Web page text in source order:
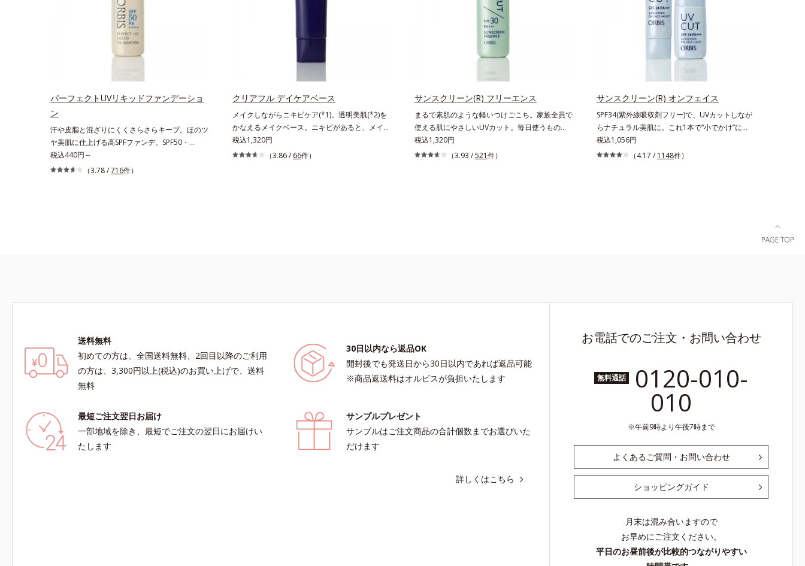
ンアップさせる効果(*4)があり、朝のメイク前の
燥など *2 角層内 *3 ちり・ほこり等 *4 メイク
安）の新習慣を始めましょう。* 紫外線などによ
り失われるビタミンCを中心とした栄養成分の補
ミ・ソバカスを防ぐ
パーフェクトUVリキッドファンデーショ
ン
汗や皮脂と混ざりにくくさらさらキープ。ほのツ
ヤ美肌に仕上げる高SPFファンデ。SPF50・
PA++++で紫外線を強力カットしながら、さらさ
ら美肌が10時間(*)続くリキッドファンデーショ
税込440円～
（3.78 /716件）
クリアフル デイケアベース
メイクしながらニキビケア(*1)。透明美肌(*2)を
かなえるメイクベース。ニキビがあると、メイク
はニキビに良くないのではないかと心配になりが
ち。しかし何も塗らないと、刺激に弱いニキビ肌
がおきないというわけではありません）*1 ニキ
税込1,320円
（3.86 / 66件）
サンスクリーン(R) フリーエンス
まるで素肌のような軽いつけごこち。家族全員で
使える肌にやさしいUVカット。毎日使うものだ
から、使いごこちにも、肌へのやさしさにもこだ
わりたい。そんな声に応えた、素肌感覚のストレ
税込1,320円
（3.93 /521件）
サンスクリーン(R) オンフェイス
SPF34(紫外線吸収剤フリー)で、UVカットしなが
らナチュラル美肌に。これ1本で“小でかけ”に
も、化粧下地としても。この1本があれば、“ちょ
っとそこまで”もOKなすっぴん美肌！ さまざまな
せてお選びいただけます。*1 紫外線や空気中の
税込1,056円
（4.17 / 1148件）
送料無料
初めての方は、全国送料無料、2回目以降のご利用
の方は、3,300円以上(税込)のお買い上げで、送料
無料
30日以内なら返品OK
開封後でも発送日から30日以内であれば返品可能
※商品返送料はオルビスが負担いたします
最短ご注文翌日お届け
一部地域を除き、最短でご注文の翌日にお届けい
たします
サンプルプレゼント
サンプルはご注文商品の合計個数までお選びいた
だけます
詳しくはこちら
お電話でのご注文・お問い合わせ
無料通話 0120-010-
010
午前9時より午後7時まで
よくあるご質問・お問い合わせ
ショッピングガイド
月末は混み合いますので
お早めにご注文ください。
平日のお昼前後が比較的つながりやすい